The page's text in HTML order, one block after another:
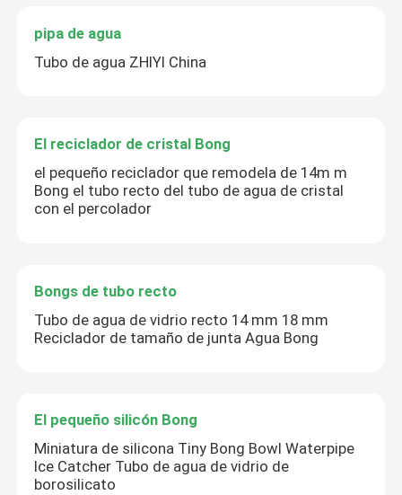
pipa de agua
Tubo de agua ZHIYI China
El reciclador de cristal Bong
el pequeño reciclador que remodela de 14m m
Bong el tubo recto del tubo de agua de cristal
con el percolador
Bongs de tubo recto
Tubo de agua de vidrio recto 14 mm 18 mm
Reciclador de tamaño de junta Agua Bong
El pequeño silicón Bong
Miniatura de silicona Tiny Bong Bowl Waterpipe
Ice Catcher Tubo de agua de vidrio de
borosilicato